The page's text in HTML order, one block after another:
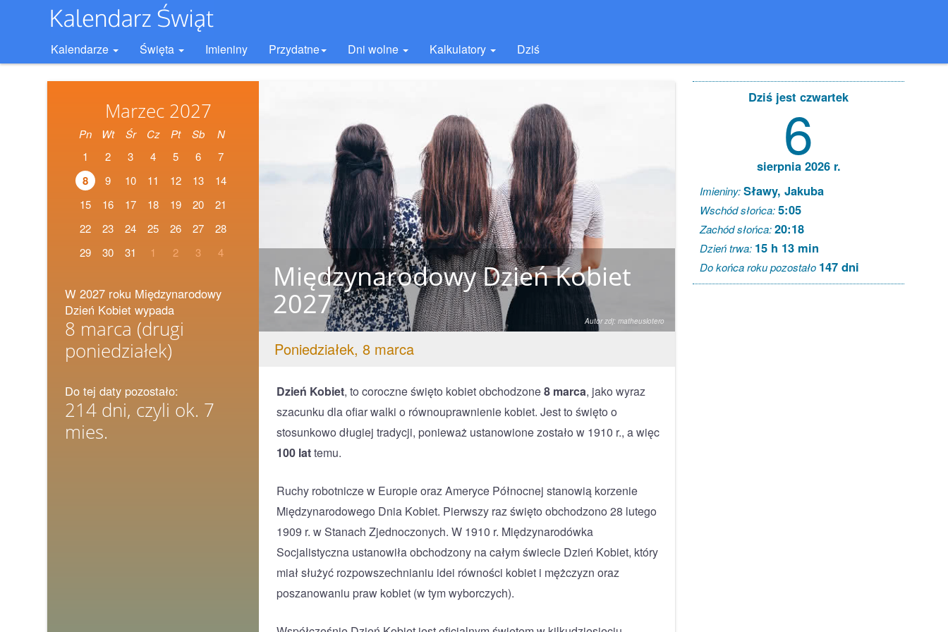
Kalendarze Święta Imieniny Przydatne Dni wolne Kalkulatory Dziś
Marzec 2027
Pn Wt Śr Cz Pt Sb
N
1
2 3 4 5 6 7
8 9 10 11 12 13
14
15
16 17 18 19 20
21
22
23 24 25 26 27
28
29
30 31 1 2 3 4
W 2027 roku Międzynarodowy
Dzień Kobiet wypada
8 marca (drugi
poniedziałek)
Do tej daty pozostało:
214 dni, czyli ok. 7
mies.
Międzynarodowy Dzień Kobiet
2027
Poniedziałek, 8 marca
Autor zdj: matheuslotero
Dzień Kobiet, to coroczne święto kobiet obchodzone8 marca, jako wyraz
szacunku dla ofiar walki o równouprawnienie kobiet. Jest to święto o
stosunkowo długiej tradycji, ponieważ ustanowione zostało w 1910 r., a więc
100 lattemu.
Ruchy robotnicze w Europie oraz Ameryce Północnej stanowią korzenie
Międzynarodowego Dnia Kobiet. Pierwszy raz święto obchodzono 28 lutego
1909 r. w Stanach Zjednoczonych. W 1910 r. Międzynarodówka
Socjalistyczna ustanowiła obchodzony na całym świecie Dzień Kobiet, który
miał służyć rozpowszechnianiu idei równości kobiet i mężczyzn oraz
poszanowaniu praw kobiet (w tym wyborczych).
Dziś jest czwartek
6
sierpnia 2026 r.
Imieniny:Sławy, Jakuba
Wschód słońca:5:05
Zachód słońca:20:18
Dzień trwa: 15 h 13 min
Do końca roku pozostało 147 dni